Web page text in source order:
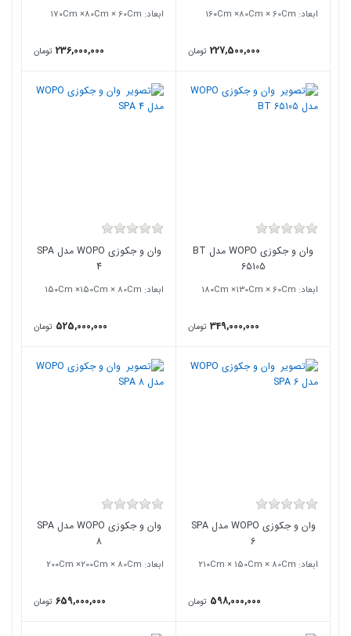
ابعاد: ۱6۰Cm ×80Cm × 60Cm
227,500,000 تومان
ابعاد: ۱7۰Cm ×80Cm × 60Cm
236,000,000 تومان
وان و جکوزی WOPO مدل BT
65105
ابعاد: ۱8۰Cm ×130Cm × 60Cm
349,000,000 تومان
وان و جکوزی WOPO مدل SPA
4
ابعاد: ۱5۰Cm ×150Cm × 80Cm
525,000,000 تومان
وان و جکوزی WOPO مدل SPA
6
ابعاد: 21۰Cm × 150Cm × 80Cm
598,000,000 تومان
وان و جکوزی WOPO مدل SPA
8
ابعاد: 20۰Cm ×200Cm × 80Cm
659,000,000 تومان